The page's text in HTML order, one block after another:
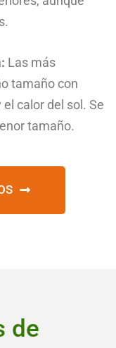
Las más
tamaño con
calor del sol. Se
tamaño.
de